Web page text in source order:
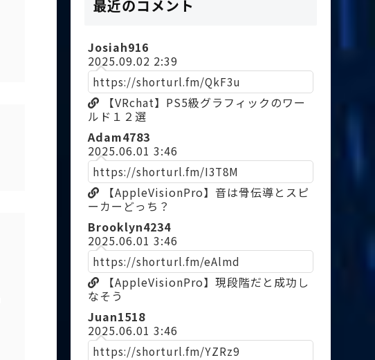
最近のコメント
Josiah916
2025.09.02 2:39
https://shorturl.fm/QkF3u
【VRchat】PS5級グラフィックのワー
ルド１２選
Adam4783
2025.06.01 3:46
https://shorturl.fm/I3T8M
【AppleVisionPro】音は骨伝導とスピ
ーカーどっち？
Brooklyn4234
2025.06.01 3:46
https://shorturl.fm/eAlmd
【AppleVisionPro】現段階だと成功し
なそう
Juan1518
2025.06.01 3:46
https://shorturl.fm/YZRz9